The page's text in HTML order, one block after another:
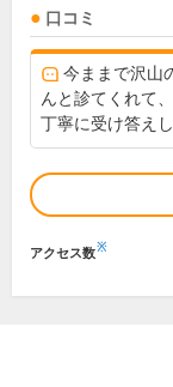
口コミ
今ままで沢山
んと診てくれて
丁寧に受け答えし
アクセス数※